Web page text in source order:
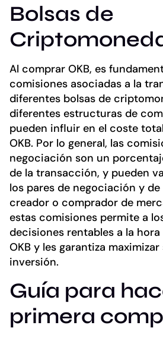
Bolsas de
Al comprar OKB, es
comisiones asociadas a la
diferentes bolsas de
diferentes estructuras de
pueden influir en el coste
OKB. Por lo general, las
negociación son un
de la transacción, y pueden
los pares de negociación y
creador o comprador de
estas comisiones permite a
decisiones rentables a la
OKB y les garantiza
inversión.
Guía para
primera